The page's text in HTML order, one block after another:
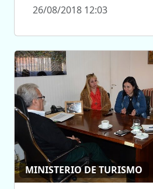
26/08/2018 12:03
MINISTERIO DE TURISMO